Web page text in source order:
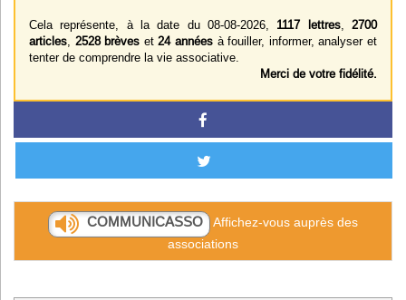
Cela représente, à la date du 08-08-2026, 1117 lettres,2700
articles 2528 brèves et24 années à fouiller, informer, analyser et
tenter de comprendre la vie associative.
Merci de votre fidélité.
COMMUNICASSO Affichez-vous auprès des
associations